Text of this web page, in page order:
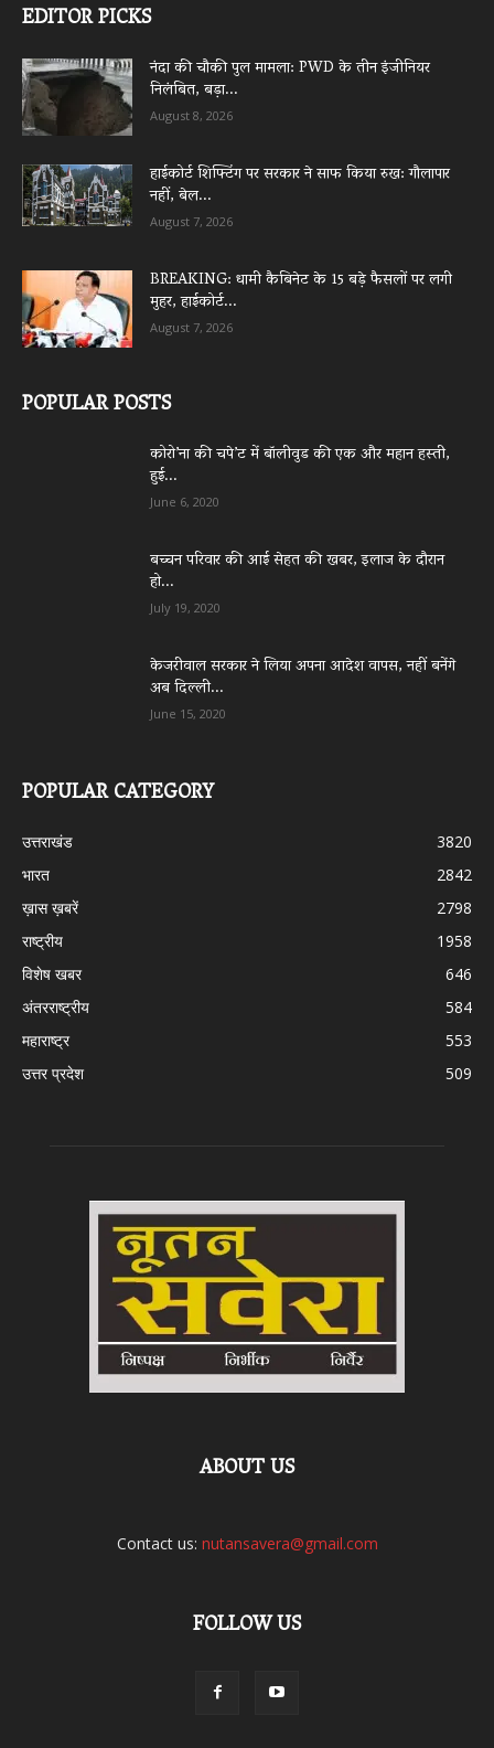
EDITOR PICKS
नंदा की चौकी पुल मामला: PWD के तीन इंजीनियर
निलंबित, बड़ा...
August 8, 2026
हाईकोर्ट शिफ्टिंग पर सरकार ने साफ किया रुख: गौलापार
नहीं, बेल...
August 7, 2026
BREAKING: धामी कैबिनेट के 15 बड़े फैसलों पर लगी
मुहर, हाईकोर्ट...
August 7, 2026
POPULAR POSTS
कोरो’ना की चपे’ट में बॉलीवुड की एक और महान हस्ती,
हुई...
June 6, 2020
बच्चन परिवार की आई सेहत की खबर, इलाज के दौरान
हो...
July 19, 2020
केजरीवाल सरकार ने लिया अपना आदेश वापस, नहीं बनेंगे
अब दिल्ली...
June 15, 2020
POPULAR CATEGORY
उत्तराखंड
3820
भारत
2842
ख़ास ख़बरें
2798
राष्ट्रीय
1958
विशेष खबर
646
अंतरराष्ट्रीय
584
महाराष्ट्र
553
उत्तर प्रदेश
509
ABOUT US
Contact us: nutansavera@gmail.com
FOLLOW US